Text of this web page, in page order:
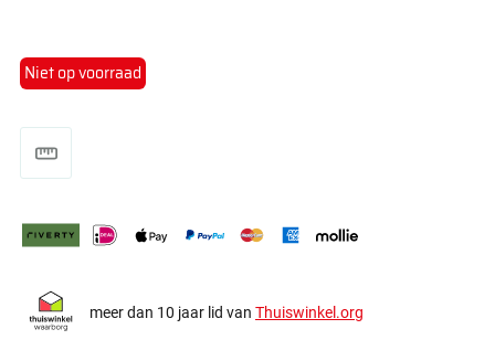
Niet op voorraad
meer dan 10 jaar lid van Thuiswinkel.org